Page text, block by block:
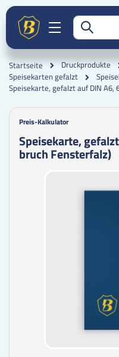
Startseite Druckprodukte
Speisekarten gefalzt
Speisekarte, gefalzt auf DIN
Preis-Kalkulator
Speisekarte,
bruch Fensterfalz)